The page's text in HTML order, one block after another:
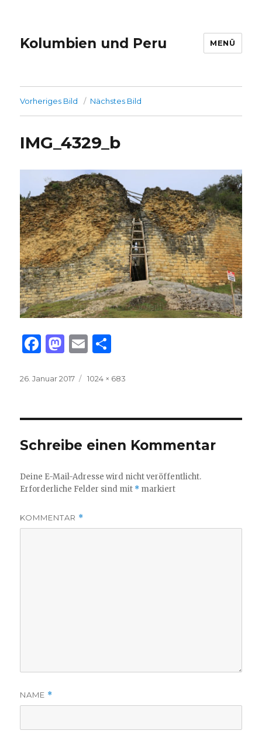
Kolumbien und Peru MENÜ
Vorheriges Bild Nächstes Bild
IMG_4329_b
F
c
b
o
o
k
M
to
o
n
E
ai le
Veröffentlicht
26. Januar 2017
Volle
1024 × 683
Schreibe einen Kommentar
Deine E-Mail-Adresse wird nicht veröffentlicht.
Erforderliche Felder sind mit * markiert
KOMMENTAR *
NAME *